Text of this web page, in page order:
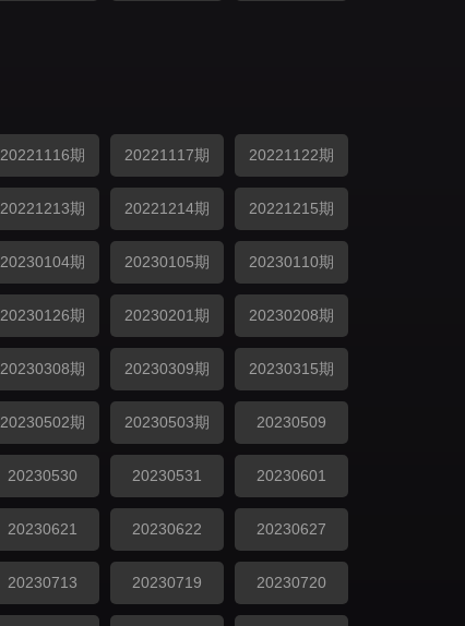
20221116期 20221117期 20221122期
20221213期 20221214期 20221215期
20230104期 20230105期 20230110期
20230126期 20230201期 20230208期
20230308期 20230309期 20230315期
20230502期 20230503期 20230509
20230530 20230531 20230601
20230621 20230622 20230627
20230713 20230719 20230720